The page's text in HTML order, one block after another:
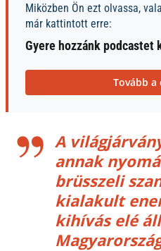
Miközben Ön ezt olvassa,
már kattintott erre:
Gyere hozzánk podcastet
Tovább a
A
annak
brüsszeli
kialakult
kihívás elé